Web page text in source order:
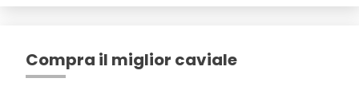
Compra il miglior caviale